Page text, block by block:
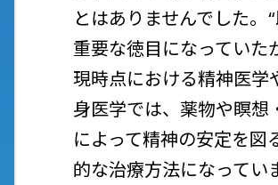
とはありませんでした。
重要な徳目になっていた
現時点における精神医学
身医学では、薬物や瞑想
によって精神の安定を図
的な治療方法になってい